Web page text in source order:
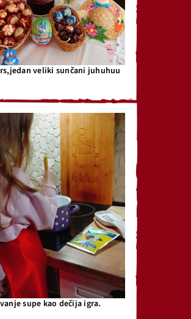
veliki sunčani juhuhuu
supe kao dečija igra.